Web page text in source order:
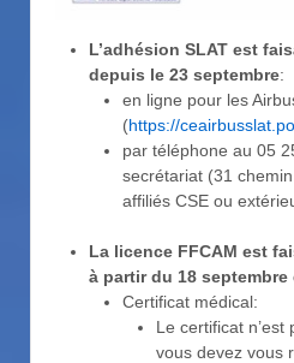
L’adhésion SLAT est
depuis le 23 septembre:
en ligne pour les
(https://
par téléphone au 05
secrétariat (31
affiliés CSE ou
La licence FFCAM est
à partir du 18 septembre
Certificat médical:
Le certificat
vous devez vous